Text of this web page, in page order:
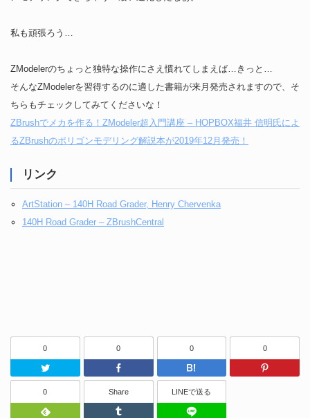
私も頑張ろう…
ZModelerのちょっと独特な操作にさえ慣れてしまえば…きっと…
そんなZModelerを習得するのに適した書籍が来月発売されますので、そ
ちらもチェックしてみてくださいな！
ZBrushでメカを作る！ZModeler超入門講座 – HOPBOX福井 信明氏によ
るZBrushのポリゴンモデリング解説本が2019年12月発売！
リンク
ArtStation – 140H Road Grader, Henry Chervenka
140H Road Grader – ZBrushCentral
0
Twitter
0
Facebook
0
はてなブッ
0
0
Feedly
Share
Tumblr
LINEで送る